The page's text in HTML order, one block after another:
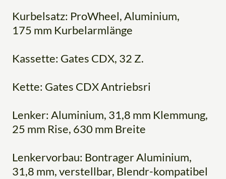
Kurbelsatz: ProWheel, Aluminium,
175 mm Kurbelarmlänge
Kassette: Gates CDX, 32 Z.
Kette: Gates CDX Antriebsri
Lenker: Aluminium, 31,8 mm Klemmung,
25 mm Rise, 630 mm Breite
Lenkervorbau: Bontrager Aluminium,
31,8 mm, verstellbar, Blendr-kompatibel